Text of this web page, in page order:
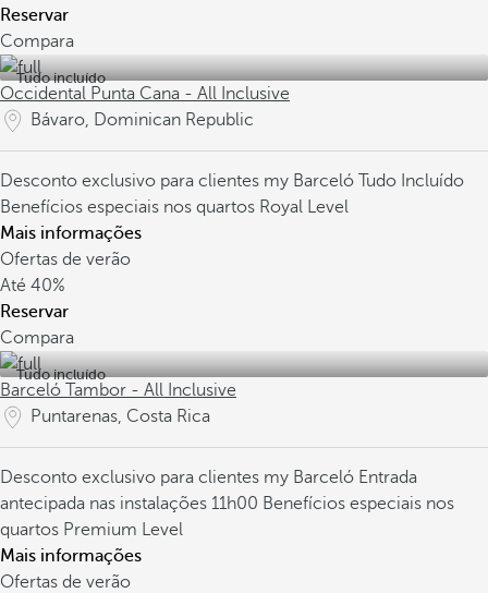
Reservar
Compara
Tudo incluído
Occidental Punta Cana - All Inclusive
Bávaro, Dominican Republic
Desconto exclusivo para clientes my Barceló Tudo Incluído
Benefícios especiais nos quartos Royal Level
Mais informações
Ofertas de verão
Até 40%
Reservar
Compara
Tudo incluído
Barceló Tambor - All Inclusive
Puntarenas, Costa Rica
Desconto exclusivo para clientes my Barceló Entrada
antecipada nas instalações 11h00 Benefícios especiais nos
quartos Premium Level
Mais informações
Ofertas de verão